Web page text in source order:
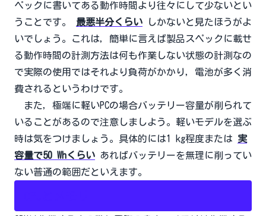
ペックに書いてある動作時間より往々にして少ないとい
うことです。
最悪半分くらい
しかないと見たほうがよ
いでしょう。これは，簡単に言えば製品スペックに載せ
る動作時間の計測方法は何も作業しない状態の計測なの
で実際の使用ではそれより負荷がかかり，電池が多く消
費されるというわけです。
また，極端に軽いPCの場合バッテリー容量が削られて
いることがあるので注意しましよう。軽いモデルを選ぶ
時は気をつけましょう。具体的には1 kg程度または
実
容量で50 Whくらい あればバッテリーを無理に削ってい
ない普通の範囲だといえます。